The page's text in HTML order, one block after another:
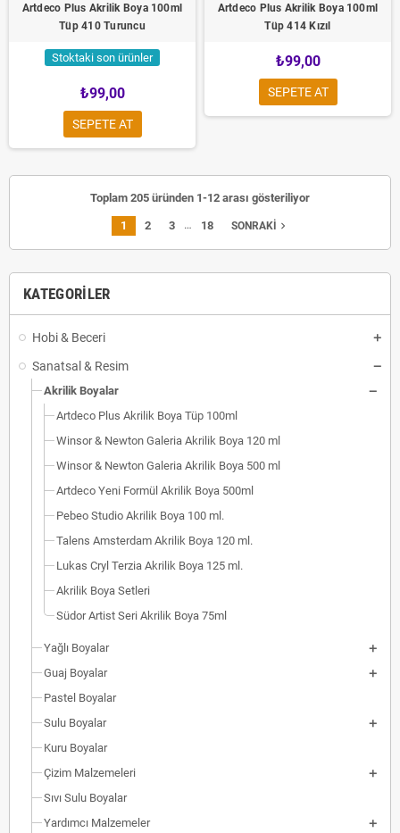
KATEGORILER
Hobi & Beceri
Sanatsal & Resim
Akrilik Boyalar
Artdeco Plus Akrilik Boya Tüp 100ml
Winsor & Newton Galeria Akrilik Boya 120 ml
Winsor & Newton Galeria Akrilik Boya 500 ml
Artdeco Yeni Formül Akrilik Boya 500ml
Pebeo Studio Akrilik Boya 100 ml.
Talens Amsterdam Akrilik Boya 120 ml.
Lukas Cryl Terzia Akrilik Boya 125 ml.
Akrilik Boya Setleri
Südor Artist Seri Akrilik Boya 75ml
Yağlı Boyalar
Guaj Boyalar
Pastel Boyalar
Sulu Boyalar
Kuru Boyalar
Çizim Malzemeleri
Sıvı Sulu Boyalar
Yardımcı Malzemeler
Artdeco Plus Akrilik Boya 100ml
Tüp 410 Turuncu
Stoktaki son ürünler
₺99,00
SEPETE AT
Artdeco Plus Akrilik Boya 100ml
Tüp 414 Kızıl
₺99,00
SEPETE AT
Toplam 205 üründen 1-12 arası gösteriliyor
1 2 3 … 18 SONRAKI navigate_next